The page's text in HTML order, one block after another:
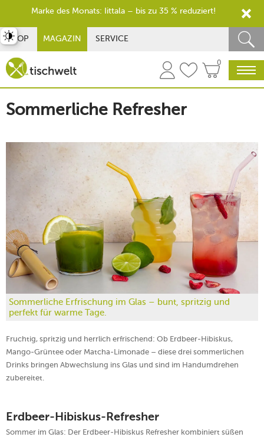
SHOP MAGAZIN SERVICE
0
Sommerliche Refresher
Sommerliche Erfrischung im Glas – bunt, spritzig und
perfekt für warme Tage.
Fruchtig, spritzig und herrlich erfrischend: Ob Erdbeer-Hibiskus,
Mango-Grüntee oder Matcha-Limonade – diese drei sommerlichen
Drinks bringen Abwechslung ins Glas und sind im Handumdrehen
zubereitet.
Erdbeer-Hibiskus-Refresher
Sommer im Glas: Der Erdbeer-Hibiskus Refresher kombiniert süßen
umschalten
Marke des Monats: Iittala – bis zu 35 % reduziert!